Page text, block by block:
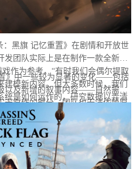
黑旗 记忆重置》在剧情和开放世
发团队实际上是在制作一款全新作
作为参考，“有时我们会偶尔提取
模新内容。但大多数时候，我们
统是如何运作的，研究数据以弄清
中隐藏的秘密。但本质上，我们必
一切。”
》中一些较为显著的变化——包括
以及新增的叙事内容——自然需要
于原作的部分，团队也无法依赖原
档代码。